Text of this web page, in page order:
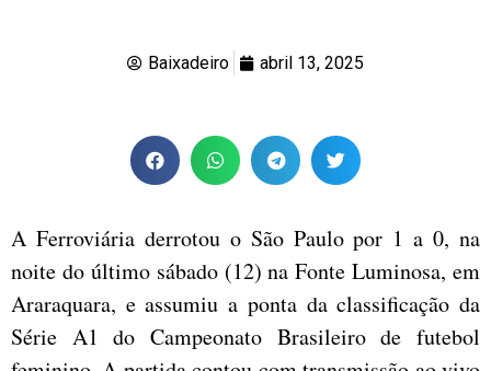
Baixadeiro abril 13, 2025
A Ferroviária derrotou o São Paulo por 1 a 0, na
noite do último sábado (12) na Fonte Luminosa, em
Araraquara, e assumiu a ponta da classificação da
Série A1 do Campeonato Brasileiro de futebol